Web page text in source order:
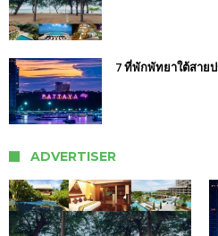
7 ที่พักพัทยาใต้สาย
ADVERTISER